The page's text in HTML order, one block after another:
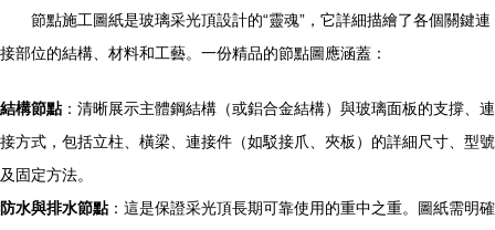
節點施工圖紙是玻璃采光頂設計的“靈魂”，它詳細描繪了各個關鍵連
接部位的結構、材料和工藝。一份精品的節點圖應涵蓋：
結構節點：清晰展示主體鋼結構（或鋁合金結構）與玻璃面板的支撐、連
接方式，包括立柱、橫梁、連接件（如駁接爪、夾板）的詳細尺寸、型號
及固定方法。
防水與排水節點：這是保證采光頂長期可靠使用的重中之重。圖紙需明確